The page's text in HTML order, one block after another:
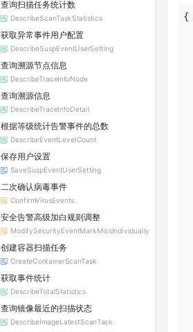
查询扫描任务统计数
DescribeScanTaskStatistics
获取异常事件用户配置
DescribeSuspEventUserSetting
查询溯源节点信息
DescribeTraceInfoNode
查询溯源信息
DescribeTraceInfoDetail
根据等级统计告警事件的总数
DescribeEventLevelCount
保存用户设置
SaveSuspEventUserSetting
二次确认病毒事件
ConfirmVirusEvents
安全告警高级加白规则调整
ModifySecurityEventMarkMissIndividually
创建容器扫描任务
CreateContainerScanTask
获取事件统计
DescribeTotalStatistics
查询镜像最近的扫描状态
DescribeImageLatestScanTask